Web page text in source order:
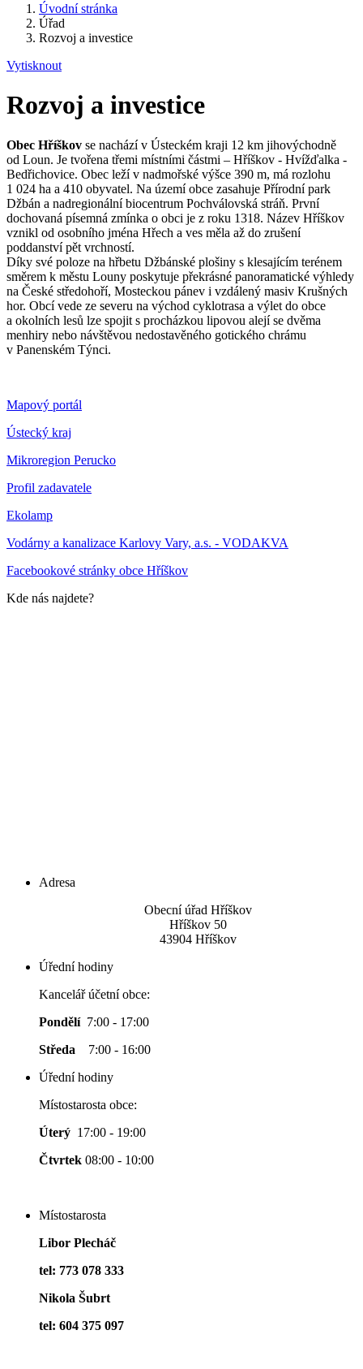
Úvodní stránka
Úřad
Rozvoj a investice
Vytisknout
Rozvoj a investice
Obec Hříškov se nachází v Ústeckém kraji 12 km jihovýchodně
od Loun. Je tvořena třemi místními částmi – Hříškov - Hvížďalka -
Bedřichovice. Obec leží v nadmořské výšce 390 m, má rozlohu
1 024 ha a 410 obyvatel. Na území obce zasahuje Přírodní park
Džbán a nadregionální biocentrum Pochválovská stráň. První
dochovaná písemná zmínka o obci je z roku 1318. Název Hříškov
vznikl od osobního jména Hřech a ves měla až do zrušení
poddanství pět vrchností.
Díky své poloze na hřbetu Džbánské plošiny s klesajícím terénem
směrem k městu Louny poskytuje překrásné panoramatické výhledy
na České středohoří, Mosteckou pánev i vzdálený masiv Krušných
hor. Obcí vede ze severu na východ cyklotrasa a výlet do obce
a okolních lesů lze spojit s procházkou lipovou alejí se dvěma
menhiry nebo návštěvou nedostavěného gotického chrámu
v Panenském Týnci.
Mapový portál
Ústecký kraj
Mikroregion Perucko
Profil zadavatele
Ekolamp
Vodárny a kanalizace Karlovy Vary, a.s. - VODAKVA
Facebookové stránky obce Hříškov
Kde nás najdete?
Adresa
Obecní úřad Hříškov
Hříškov 50
43904 Hříškov
Úřední hodiny
Kancelář účetní obce:
Pondělí 7:00 - 17:00
Středa 7:00 - 16:00
Úřední hodiny
Místostarosta obce:
Úterý 17:00 - 19:00
Čtvrtek 08:00 - 10:00
Místostarosta
Libor Plecháč
tel: 773 078 333
Nikola Šubrt
tel: 604 375 097